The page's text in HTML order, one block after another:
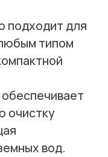
подходит для
типом
очистку
вод.